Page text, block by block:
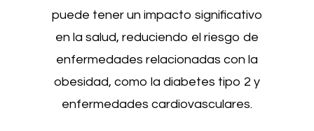
puede tener un impacto significativo
en la salud, reduciendo el riesgo de
enfermedades relacionadas con la
obesidad, como la diabetes tipo 2 y
enfermedades cardiovasculares.